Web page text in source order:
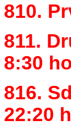
810.
811.
8:30
816.
22:20